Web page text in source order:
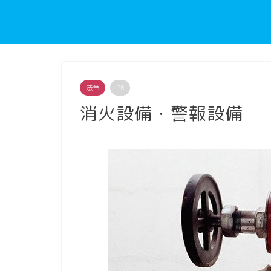
法令 PR
消火設備・警報設備